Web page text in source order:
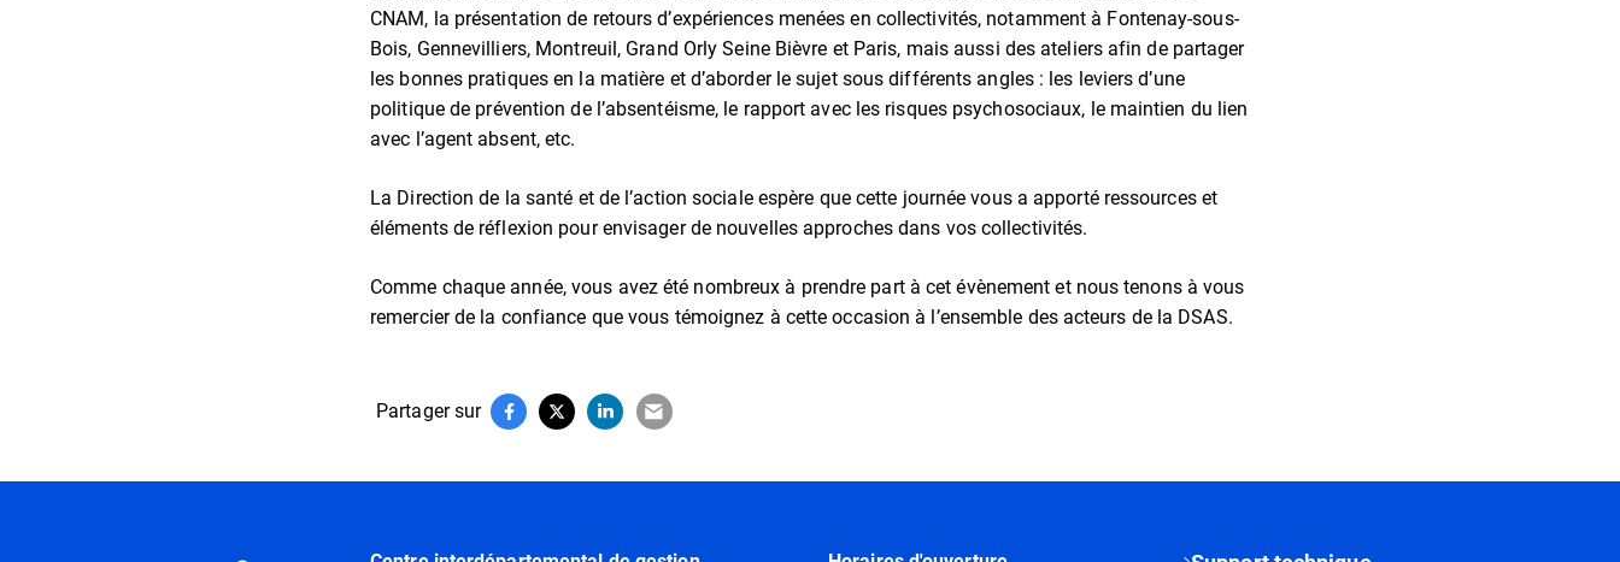
CNAM, la présentation de retours d’expériences menées en collectivités, notamment à Fontenay-sous-
Bois, Gennevilliers, Montreuil, Grand Orly Seine Bièvre et Paris, mais aussi des ateliers afin de partager
les bonnes pratiques en la matière et d’aborder le sujet sous différents angles : les leviers d’une
politique de prévention de l’absentéisme, le rapport avec les risques psychosociaux, le maintien du lien
avec l’agent absent, etc.
La Direction de la santé et de l’action sociale espère que cette journée vous a apporté ressources et
éléments de réflexion pour envisager de nouvelles approches dans vos collectivités.
Comme chaque année, vous avez été nombreux à prendre part à cet évènement et nous tenons à vous
remercier de la confiance que vous témoignez à cette occasion à l’ensemble des acteurs de la DSAS.
Partager sur Partager sur Facebook
(ouverture dans un nouvel onglet)
Partager sur X (Twitter)
(ouverture dans un nouvel onglet)
Partager sur LinkedIn
(ouverture dans un nouvel onglet)
Partager par e-mail
(ouverture dans un nouvel onglet)